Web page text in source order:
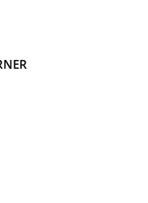
cu bumbacul
corpului, prevenind
fertilizatori sintetici
contribuie la reducerea
mult, necesită cu până la